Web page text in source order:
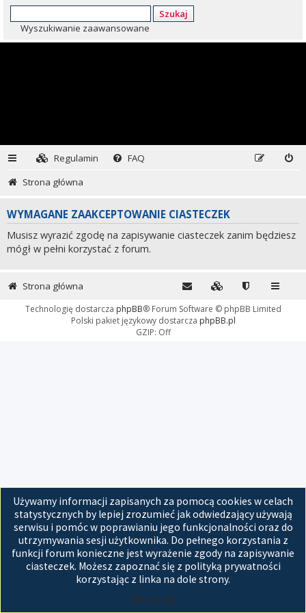
Szukaj
Wyszukiwanie zaawansowane
Regulamin
FAQ
Strona główna
WYMAGANE ZAAKCEPTOWANIE CIASTECZEK
Musisz wyrazić zgodę na zapisywanie ciasteczek zanim będziesz
mógł w pełni korzystać z forum.
Używamy informacji zapisanych za pomocą cookies w celach
statystycznych by lepiej zrozumieć jak odwiedzający używają
serwisu i pomóc w poprawianiu jego funkcjonalności oraz do
utrzymywania sesji użytkownika. Do pełnego korzystania z
funkcji forum konieczne jest wyrażenie zgody na zapisywanie
ciasteczek. Możesz zapoznać się z polityką prywatności
korzystając z linka na dole strony.
Akceptuję
Strona główna
Technologię dostarcza phpBB® Forum Software © phpBB Limited
Polski pakiet językowy dostarcza phpBB.pl
GZIP: Off